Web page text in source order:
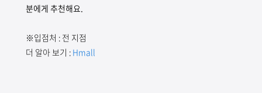
분에게 추천해요.
※입점처 : 전 지점
더 알아 보기 : Hmall